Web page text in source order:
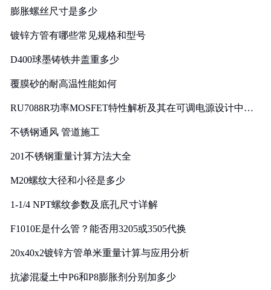
膨胀螺丝尺寸是多少
镀锌方管有哪些常见规格和型号
D400球墨铸铁井盖重多少
覆膜砂的耐高温性能如何
RU7088R功率MOSFET特性解析及其在可调电源设计中的
不锈钢通风 管道施工
201不锈钢重量计算方法大全
M20螺纹大径和小径是多少
1-1/4 NPT螺纹参数及底孔尺寸详解
F1010E是什么管？能否用3205或3505代换
20x40x2镀锌方管单米重量计算与应用分析
抗渗混凝土中P6和P8膨胀剂分别加多少